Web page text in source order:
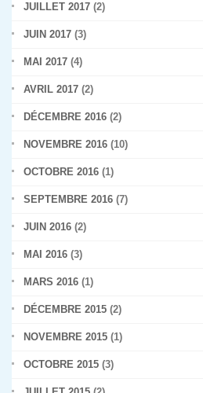
JUILLET 2017 (2)
JUIN 2017 (3)
MAI 2017 (4)
AVRIL 2017 (2)
DÉCEMBRE 2016 (2)
NOVEMBRE 2016 (10)
OCTOBRE 2016 (1)
SEPTEMBRE 2016 (7)
JUIN 2016 (2)
MAI 2016 (3)
MARS 2016 (1)
DÉCEMBRE 2015 (2)
NOVEMBRE 2015 (1)
OCTOBRE 2015 (3)